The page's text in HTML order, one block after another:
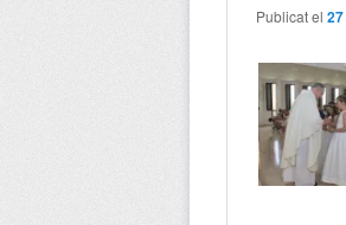
Publicat el